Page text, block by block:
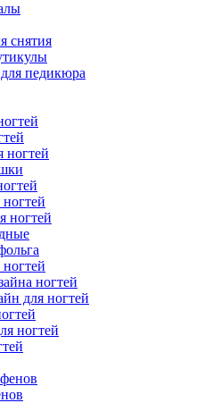
снятия
педикюра
ногтей
ногтей
ногтей
для ногтей
ногтей